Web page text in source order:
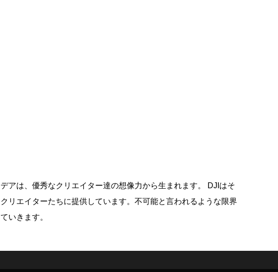
アは、優秀なクリエイター達の想像力から生まれます。 DJIはそ
リエイターたちに提供しています。不可能と言われるような限界
いきます。